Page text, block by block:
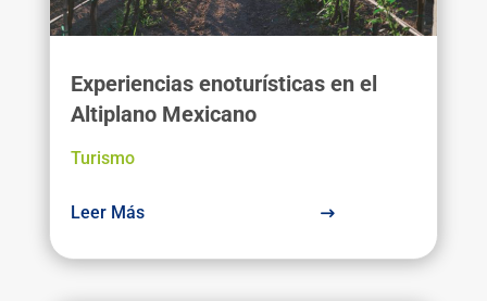
Experiencias enoturísticas en el
Altiplano Mexicano
Turismo
Leer Más